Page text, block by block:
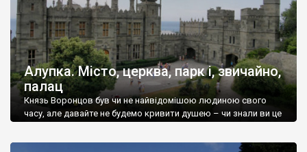
Алупка. Місто, церква, парк і, звичайно,
палац
Князь Воронцов був чи не найвідомішою людиною свого
часу, але давайте не будемо кривити душею – чи знали ви це